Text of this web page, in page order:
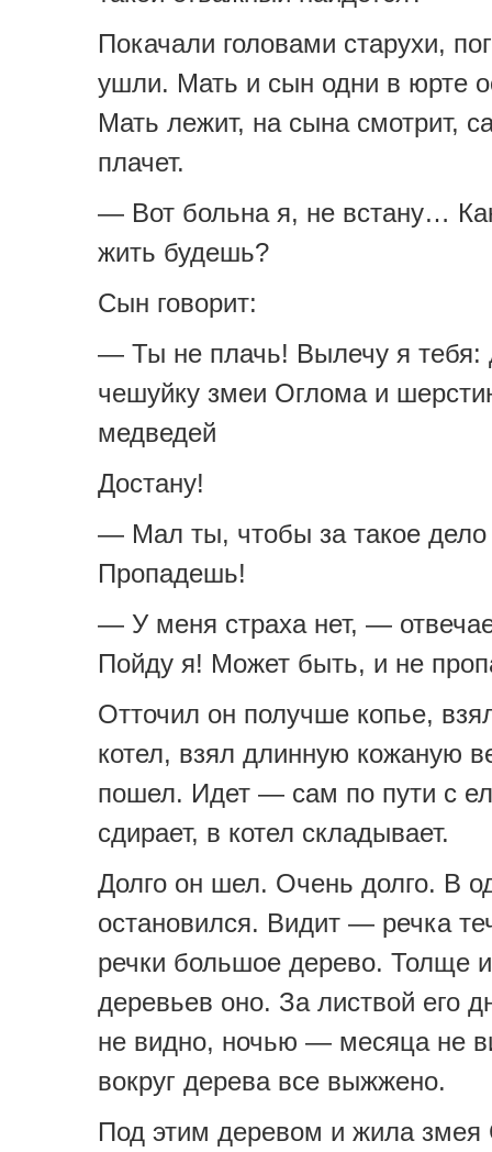
Покачали головами старухи,
ушли. Мать и сын одни в юрте
Мать лежит, на сына смотрит,
плачет.
— Вот больна я, не встану…
жить будешь?
Сын говорит:
— Ты не плачь! Вылечу я тебя:
чешуйку змеи Оглома и
медведей
Достану!
— Мал ты, чтобы за такое дело
Пропадешь!
— У меня страха нет, —
Пойду я! Может быть, и не
Отточил он получше копье,
котел, взял длинную кожаную
пошел. Идет — сам по пути с
сдирает, в котел складывает.
Долго он шел. Очень долго. В
остановился. Видит — речка
речки большое дерево. Толще
деревьев оно. За листвой его
не видно, ночью — месяца не
вокруг дерева все выжжено.
Под этим деревом и жила змея